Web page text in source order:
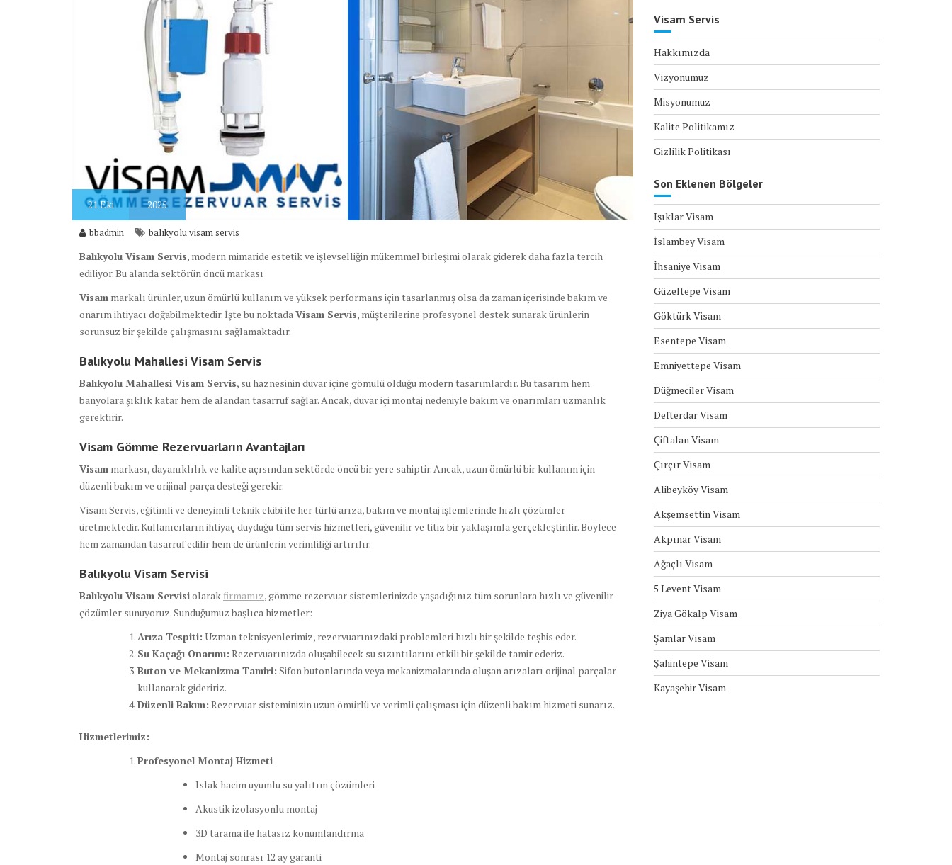
21Eki 2025
bbadmin balıkyolu visam servis
Balıkyolu Visam Servis, modern mimaride estetik ve işlevselliğin mükemmel birleşimi olarak giderek daha fazla tercih
ediliyor. Bu alanda sektörün öncü markası
Visam markalı ürünler, uzun ömürlü kullanım ve yüksek performans için tasarlanmış olsa da zaman içerisinde bakım ve
onarım ihtiyacı doğabilmektedir. İşte bu noktadaVisam Servis, müşterilerine profesyonel destek sunarak ürünlerin
sorunsuz bir şekilde çalışmasını sağlamaktadır.
Balıkyolu Mahallesi Visam Servis
Balıkyolu Mahallesi Visam Servis, su haznesinin duvar içine gömülü olduğu modern tasarımlardır. Bu tasarım hem
banyolara şıklık katar hem de alandan tasarruf sağlar. Ancak, duvar içi montaj nedeniyle bakım ve onarımları uzmanlık
gerektirir.
Visam Gömme Rezervuarların Avantajları
Visam markası, dayanıklılık ve kalite açısından sektörde öncü bir yere sahiptir. Ancak, uzun ömürlü bir kullanım için
düzenli bakım ve orijinal parça desteği gerekir.
Visam Servis, eğitimli ve deneyimli teknik ekibi ile her türlü arıza, bakım ve montaj işlemlerinde hızlı çözümler
üretmektedir. Kullanıcıların ihtiyaç duyduğu tüm servis hizmetleri, güvenilir ve titiz bir yaklaşımla gerçekleştirilir. Böylece
hem zamandan tasarruf edilir hem de ürünlerin verimliliği artırılır.
Balıkyolu Visam Servisi
Balıkyolu Visam Servisiolarak firmamız, gömme rezervuar sistemlerinizde yaşadığınız tüm sorunlara hızlı ve güvenilir
çözümler sunuyoruz. Sunduğumuz başlıca hizmetler:
Arıza Tespiti: Uzman teknisyenlerimiz, rezervuarınızdaki problemleri hızlı bir şekilde teşhis eder.
Su Kaçağı Onarımı: Rezervuarınızda oluşabilecek su sızıntılarını etkili bir şekilde tamir ederiz.
Buton ve Mekanizma Tamiri: Sifon butonlarında veya mekanizmalarında oluşan arızaları orijinal parçalar
kullanarak gideririz.
Düzenli Bakım: Rezervuar sisteminizin uzun ömürlü ve verimli çalışması için düzenli bakım hizmeti sunarız.
Hizmetlerimiz:
Profesyonel Montaj Hizmeti
Islak hacim uyumlu su yalıtım çözümleri
Akustik izolasyonlu montaj
3D tarama ile hatasız konumlandırma
Montaj sonrası 12 ay garanti
Visam Servis
Hakkımızda
Vizyonumuz
Misyonumuz
Kalite Politikamız
Gizlilik Politikası
Son Eklenen Bölgeler
Işıklar Visam
İslambey Visam
İhsaniye Visam
Güzeltepe Visam
Göktürk Visam
Esentepe Visam
Emniyettepe Visam
Düğmeciler Visam
Defterdar Visam
Çiftalan Visam
Çırçır Visam
Alibeyköy Visam
Akşemsettin Visam
Akpınar Visam
Ağaçlı Visam
5 Levent Visam
Ziya Gökalp Visam
Şamlar Visam
Şahintepe Visam
Kayaşehir Visam